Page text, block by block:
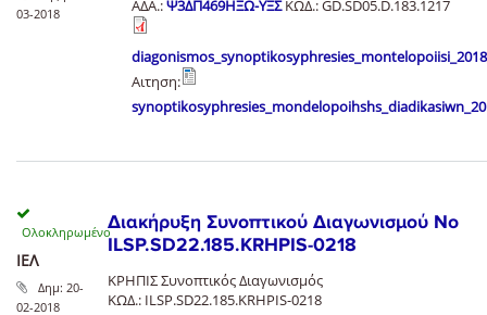
ΑΔΑ.:Ψ3ΔΠ469ΗΞΩ-ΥΞΣΚΩΔ.: GD.SD05.D.183.1217
Αιτηση:
03-2018
Διακήρυξη Συνοπτικού Διαγωνισμού Νο
ILSP.SD22.185.KRHPIS-0218
ΚΡΗΠΙΣ Συνοπτικός Διαγωνισμός
ΚΩΔ.: ILSP.SD22.185.KRHPIS-0218
ΙΕΛ
Δημ: 20-
02-2018